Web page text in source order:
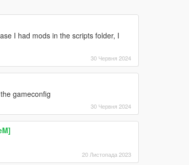
I had mods in the scripts folder, I
30 Червня 2024
gameconfig
30 Червня 2024
20 Листопада 2023